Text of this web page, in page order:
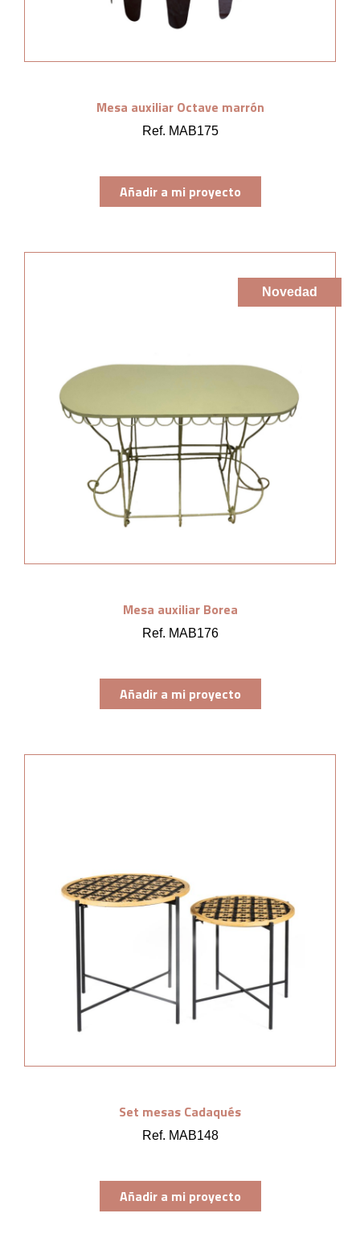
Mesa auxiliar Octave marrón
Ref. MAB175
Añadir a mi proyecto
Novedad
Mesa auxiliar Borea
Ref. MAB176
Añadir a mi proyecto
Set mesas Cadaqués
Ref. MAB148
Añadir a mi proyecto